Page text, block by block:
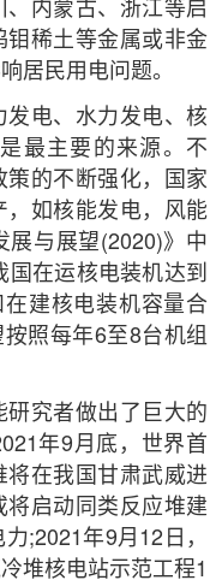
内蒙古、浙江等启
钼稀土等金属或非金
居民用电问题。
发电、水力发电、核
最主要的来源。不
策的不断强化，国家
，如核能发电，风能
展与展望(2020)》中
在运核电装机达到
建核电装机容量合
照每年6至8台机组
研究者做出了巨大的
年9月底，世界首
在我国甘肃武威进
启动同类反应堆建
;2021年9月12日，
堆核电站示范工程1